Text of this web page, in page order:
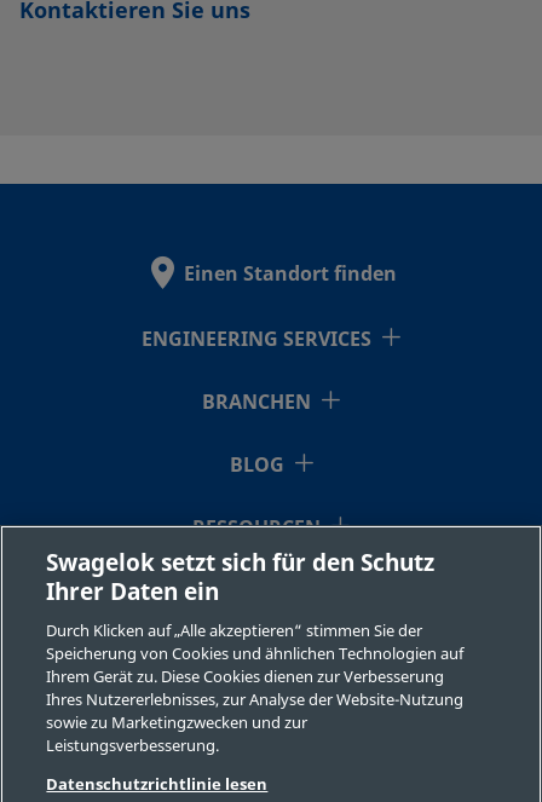
Kontaktieren Sie uns
Einen Standort finden
ENGINEERING SERVICES
BRANCHEN
BLOG
RESSOURCEN
ÜBER UNS
©2026 Swagelok Company. Alle Rechte vorbehalten.
Swagelok setzt sich für den Schutz
Ihrer Daten ein
Durch Klicken auf „Alle akzeptieren“ stimmen Sie der
Speicherung von Cookies und ähnlichen Technologien auf
Ihrem Gerät zu. Diese Cookies dienen zur Verbesserung
Ihres Nutzererlebnisses, zur Analyse der Website-Nutzung
sowie zu Marketingzwecken und zur
Leistungsverbesserung.
Datenschutzrichtlinie lesen